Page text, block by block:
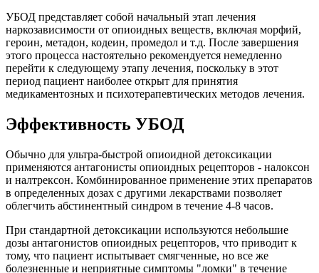
УБОД представляет собой начальный этап лечения
наркозависимости от опиоидных веществ, включая морфий,
героин, метадон, кодеин, промедол и т.д. После завершения
этого процесса настоятельно рекомендуется немедленно
перейти к следующему этапу лечения, поскольку в этот
период пациент наиболее открыт для принятия
медикаментозных и психотерапевтических методов лечения.
Эффективность УБОД
Обычно для ультра-быстрой опиоидной детоксикации
применяются антагонисты опиоидных рецепторов - налоксон
и налтрексон. Комбинированное применение этих препаратов
в определенных дозах с другими лекарствами позволяет
облегчить абстинентный синдром в течение 4-8 часов.
При стандартной детоксикации используются небольшие
дозы антагонистов опиоидных рецепторов, что приводит к
тому, что пациент испытывает смягченные, но все же
болезненные и неприятные симптомы "ломки" в течение